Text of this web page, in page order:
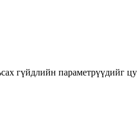
гүйдлийн параметрүүдийг